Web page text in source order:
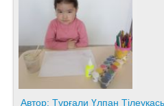
Автор: Тұрғали Үлпан